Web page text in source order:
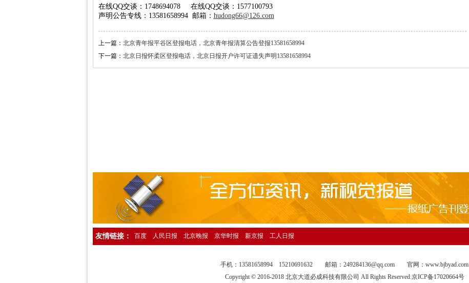
北京日报税务稽查公告登报，北京日报税务稽查广告刊登13581658994
中华工商时报稽查公告登报，中华工商时报税务稽查广告登报13581658994
人民日报海外版资产转让公告登报，人民日报海外版广告刊登13581658994
法制晚报企业改制公告登报，法制晚报改制公告刊登电话13581658994
北京日报债务催收公告登报，北京日报银行催收公告登报13581658994
人民日报催收公告登报，人民日报债务催收公告登报电话13581658994
工人日报催收公告登报，工人日报债务催收公告登报13581658994
人民日报海外版送达公告登报，法院送达公告刊登热线13581658994
中华工商时报仲裁公告登报，中华工商时报仲裁委公告登报13581658994
在线QQ交谈：1748694078 在线QQ交谈：1577100793
声明公告专线：13581658994 邮箱： hudong66@126.com
上一篇： 北京青年报平谷区登报电话，北京青年报清算公告登报13581658994
下一篇： 北京日报怀柔区登报电话，北京日报开户许可证遗失声明13581658994
友情链接： 百度 人民日报 北京晚报 京华时报 新京报 工人日报
手机：13581658994 15210691632 邮箱：249284136@qq.com 官网： www.bjbyad.com
Copyright © 2016-2018 北京大道必成科技有限公司 All Rights Reserved.京ICP备17020664号